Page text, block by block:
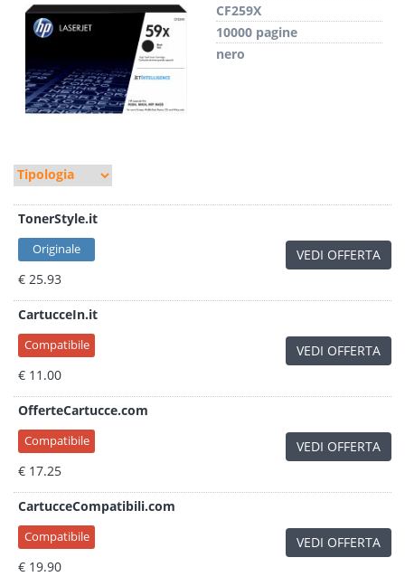
CF259X
10000 pagine
nero
TonerStyle.it
Originale
€ 25.93
VEDI OFFERTA
CartucceIn.it
Compatibile
€ 11.00
VEDI OFFERTA
OfferteCartucce.com
Compatibile
€ 17.25
VEDI OFFERTA
CartucceCompatibili.com
Compatibile
€ 19.90
VEDI OFFERTA